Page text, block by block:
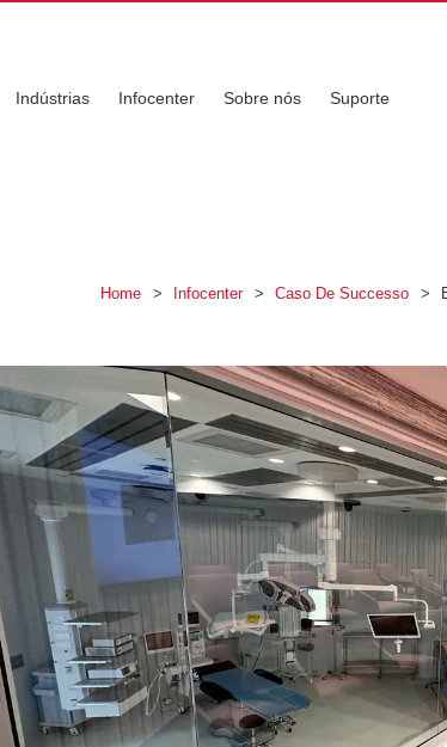
Indústrias Infocenter Sobre nós Suporte
Home > Infocenter > Caso De Successo >